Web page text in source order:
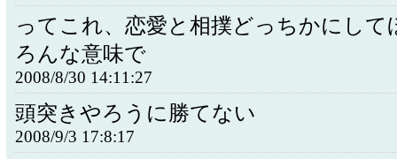
ってこれ、恋愛と相撲どっちかにして
ろんな意味で
2008/8/30 14:11:27
頭突きやろうに勝てない
2008/9/3 17:8:17